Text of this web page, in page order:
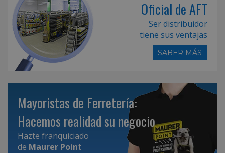
Oficial de AFT
Ser distribuidor
tiene sus ventajas
SABER MÁS
Mayoristas de Ferretería:
Hacemos realidad su negocio
Hazte franquiciado
de Maurer Point